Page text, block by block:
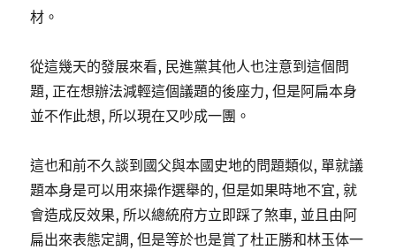
材。
從這幾天的發展來看, 民進黨其他人也注意到這個問
題, 正在想辦法減輕這個議題的後座力, 但是阿扁本身
並不作此想, 所以現在又吵成一團。
這也和前不久談到國父與本國史地的問題類似, 單就議
題本身是可以用來操作選舉的, 但是如果時地不宜, 就
會造成反效果, 所以總統府方立即踩了煞車, 並且由阿
扁出來表態定調, 但是等於也是賞了杜正勝和林玉体一